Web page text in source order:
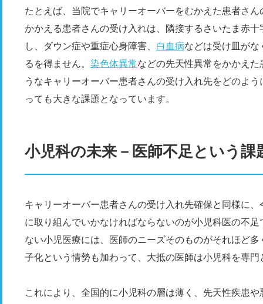
たとえば、当院でキャリーオーバーをむかえた患者さん
かかえる患者さんの受け入れは、隣接するさいたま赤
し、ダウン症や重症心身障害、 白血病などは受け皿が
るを得ません。 染色体異常などの先天性異常をかかえ
うなキャリーオーバー患者さんの受け入れ先をどのよ
っても大きな課題となっています。
小児科の未来－医師不足という課
キャリーオーバー患者さんの受け入れ先確保と同様に
に取り組んでいかなければならないのが小児科医の不
ない小児医療には、医師のニーズそのものがそれほど
子化という情勢も加わって、大抵の医師は小児科を専
これにより、全国的に小児科の層は薄く、先天性疾患